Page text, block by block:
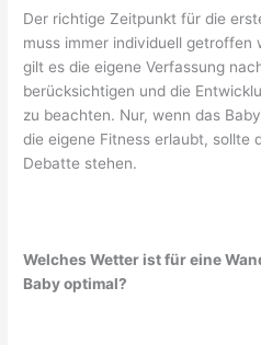
Der richtige Zeitpunkt für die
muss immer individuell getroffen
gilt es die eigene Verfassung
berücksichtigen und die
zu beachten. Nur, wenn das
die eigene Fitness erlaubt, sollte
Debatte stehen.
Welches Wetter ist für eine
Baby optimal?